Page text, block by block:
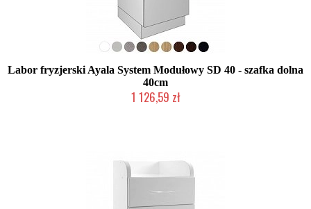
Labor fryzjerski Ayala System Modułowy SD 40 - szafka dolna
40cm
1 126,59 zł